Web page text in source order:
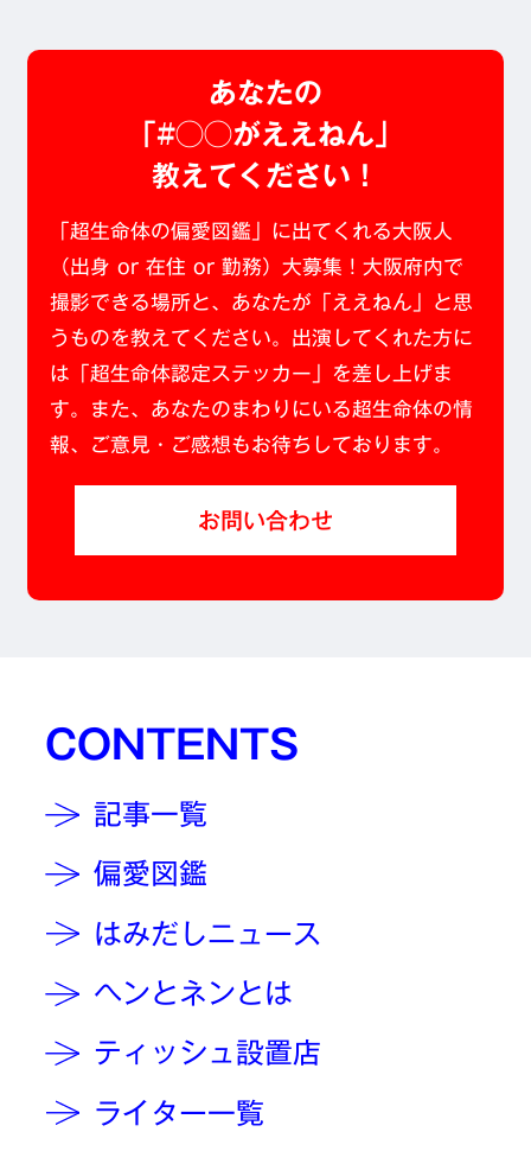
あなたの
「#◯◯がええねん」
教えてください！
「超生命体の偏愛図鑑」に出てくれる大阪人
（出身 or 在住 or 勤務）大募集！大阪府内で
撮影できる場所と、あなたが「ええねん」と思
うものを教えてください。出演してくれた方に
は「超生命体認定ステッカー」を差し上げま
す。また、あなたのまわりにいる超生命体の情
報、ご意見・ご感想もお待ちしております。
お問い合わせ
CONTENTS
記事一覧
偏愛図鑑
はみだしニュース
ヘンとネンとは
ティッシュ設置店
ライター一覧